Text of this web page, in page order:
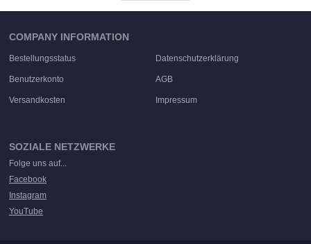
COMPANY INFORMATION
Bestellungsstatus Datenschutzerklärung
Benutzerkonto AGB
Versandkosten Impressum
SOZIALE NETZWERKE
Folge uns auf...
Facebook
Instagram
YouTube